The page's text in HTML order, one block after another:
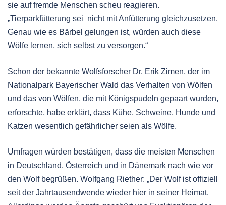
sie auf fremde Menschen scheu reagieren.
„Tierparkfütterung sei nicht mit Anfütterung gleichzusetzen.
Genau wie es Bärbel gelungen ist, würden auch diese
Wölfe lernen, sich selbst zu versorgen.“
Schon der bekannte Wolfsforscher Dr. Erik Zimen, der im
Nationalpark Bayerischer Wald das Verhalten von Wölfen
und das von Wölfen, die mit Königspudeln gepaart wurden,
erforschte, habe erklärt, dass Kühe, Schweine, Hunde und
Katzen wesentlich gefährlicher seien als Wölfe.
Umfragen würden bestätigen, dass die meisten Menschen
in Deutschland, Österreich und in Dänemark nach wie vor
den Wolf begrüßen. Wolfgang Riether: „Der Wolf ist offiziell
seit der Jahrtausendwende wieder hier in seiner Heimat.